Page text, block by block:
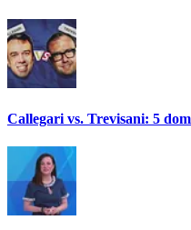
Callegari vs. Trevisani: 5